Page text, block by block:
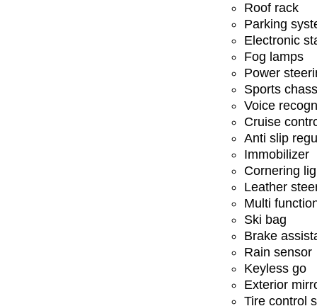
Roof rack
Parking
Electronic
Fog lamps
Power
Sports
Voice
Cruise
Anti slip
Immobilizer
Cornering
Leather
Multi
Ski bag
Brake
Rain sensor
Keyless go
Exterior
Tire control